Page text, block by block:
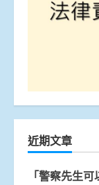
近期文章
「警察先生